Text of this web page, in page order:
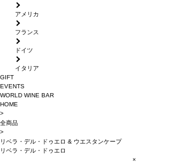
アメリカ
フランス
ドイツ
イタリア
GIFT
EVENTS
WORLD WINE BAR
HOME
>
全商品
>
リベラ・デル・ドゥエロ & ウエスタンケープ
リベラ・デル・ドゥエロ
×